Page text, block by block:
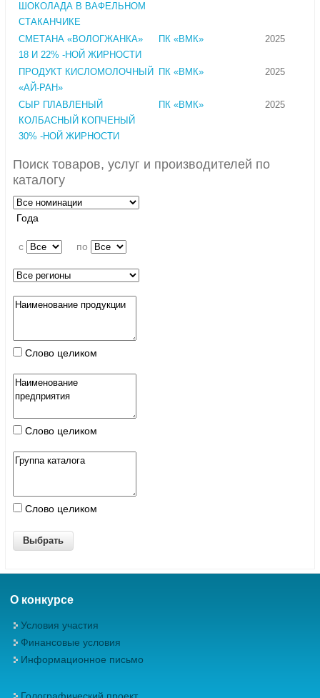
ШОКОЛАДА В ВАФЕЛЬНОМ
СТАКАНЧИКЕ
СМЕТАНА «ВОЛОГЖАНКА»
18 И 22% -НОЙ ЖИРНОСТИ
ПК «ВМК» 2025
ПРОДУКТ КИСЛОМОЛОЧНЫЙ
«АЙ-РАН»
ПК «ВМК» 2025
СЫР ПЛАВЛЕНЫЙ
КОЛБАСНЫЙ КОПЧЕНЫЙ
30% -НОЙ ЖИРНОСТИ
ПК «ВМК» 2025
Поиск товаров, услуг и производителей по
каталогу
Года
c по
Слово целиком
Слово целиком
Слово целиком
О конкурсе
Условия участия
Финансовые условия
Информационное письмо